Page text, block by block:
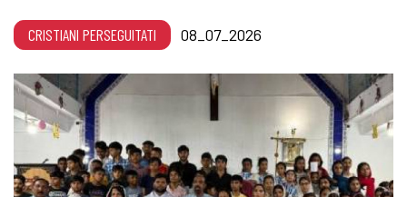
CRISTIANI PERSEGUITATI 08_07_2026